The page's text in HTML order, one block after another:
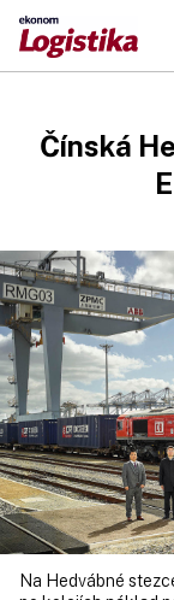
Čínská
Na Hedvábné